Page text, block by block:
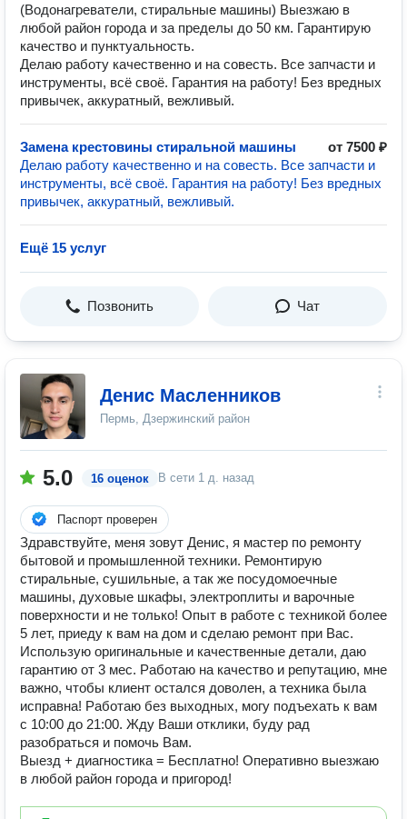
(Водонагреватели, стиральные машины) Выезжаю в
любой район города и за пределы до 50 км. Гарантирую
качество и пунктуальность.
Делаю работу качественно и на совесть. Все запчасти и
инструменты, всё своё. Гарантия на работу! Без вредных
привычек, аккуратный, вежливый.
Замена крестовины стиральной машины
от 7500 ₽
Делаю работу качественно и на совесть. Все запчасти и
инструменты, всё своё. Гарантия на работу! Без вредных
привычек, аккуратный, вежливый.
Ещё 15 услуг
Позвонить Чат
Денис Масленников
Пермь, Дзержинский район
5.0 16 оценок В сети 1 д. назад
Паспорт проверен
Здравствуйте, меня зовут Денис, я мастер по ремонту
бытовой и промышленной техники. Ремонтирую
стиральные, сушильные, а так же посудомоечные
машины, духовые шкафы, электроплиты и варочные
поверхности и не только! Опыт в работе с техникой более
5 лет, приеду к вам на дом и сделаю ремонт при Вас.
Использую оригинальные и качественные детали, даю
гарантию от 3 мес. Работаю на качество и репутацию, мне
важно, чтобы клиент остался доволен, а техника была
исправна! Работаю без выходных, могу подъехать к вам
с 10:00 до 21:00. Жду Ваши отклики, буду рад
разобраться и помочь Вам.
Выезд + диагностика = Бесплатно! Оперативно выезжаю
в любой район города и пригород!